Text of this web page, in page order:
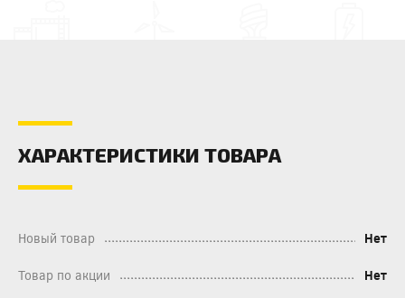
ХАРАКТЕРИСТИКИ ТОВАРА
Новый товар Нет
Товар по акции Нет